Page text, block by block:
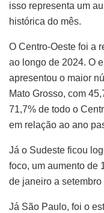
isso representa um
histórica do mês.
O Centro-Oeste foi a
ao longo de 2024. O
apresentou o maior
Mato Grosso, com
71,7% de todo o
em relação ao ano
Já o Sudeste ficou
foco, um aumento de
de janeiro a
Já São Paulo, foi o